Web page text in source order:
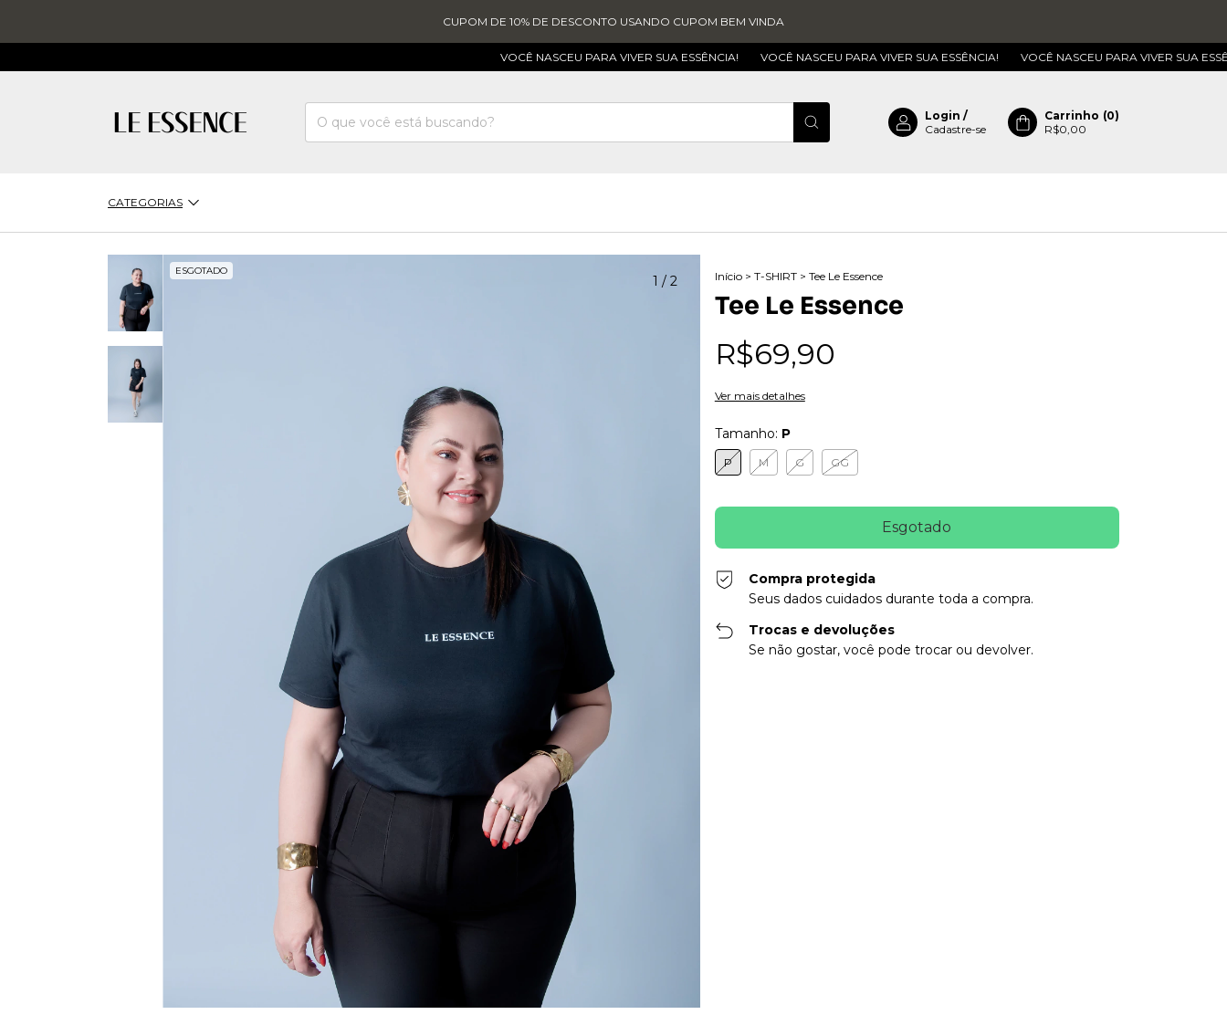
CUPOM DE 10% DE DESCONTO USANDO CUPOM BEM VINDA
VOCÊ NASCEU PARA VIVER SUA ESSÊNCIA! VOCÊ NASCEU PARA VIVER SUA ESSÊNCIA! VOCÊ NASCEU PARA VIVER SUA ESSÊNCIA!
Login /
Cadastre-se
Carrinho (0)
R$0,00
CATEGORIAS
ESGOTADO
1 / 2 Início > T-SHIRT > Tee Le Essence
Tee Le Essence
R$69,90
Ver mais detalhes
Tamanho: P
P M G GG
Compra protegida
Seus dados cuidados durante toda a compra.
Trocas e devoluções
Se não gostar, você pode trocar ou devolver.